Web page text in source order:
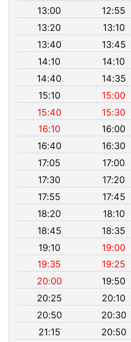
13:00
12:55
13:20
13:10
13:40
13:45
14:10
14:10
14:40
14:35
15:10
15:00
15:40
15:30
16:10
16:00
16:40
16:30
17:05
17:00
17:30
17:20
17:55
17:45
18:20
18:10
18:45
18:35
19:10
19:00
19:35
19:25
20:00
19:50
20:25
20:10
20:50
20:30
21:15
20:50